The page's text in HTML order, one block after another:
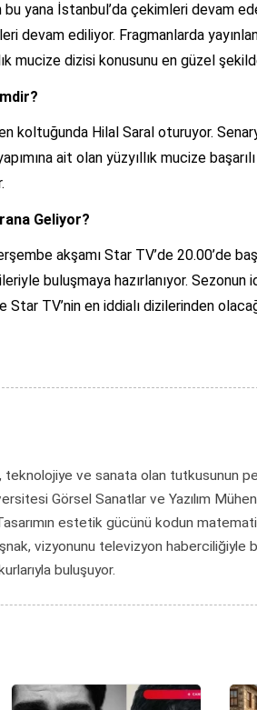
yana İstanbul’da çekimleri devam
devam ediliyor. Fragmanlarda
mucize dizisi konusunu en güzel
koltuğunda Hilal Saral oturuyor.
ait olan yüzyıllık mucize
Geliyor?
akşamı Star TV’de 20.00’de
buluşmaya hazırlanıyor. Sezonun
Star TV’nin en iddialı dizilerinden
teknolojiye ve sanata olan tutkusunun
Görsel Sanatlar ve Yazılım
estetik gücünü kodun
vizyonunu televizyon haberciliğiyle
buluşuyor.